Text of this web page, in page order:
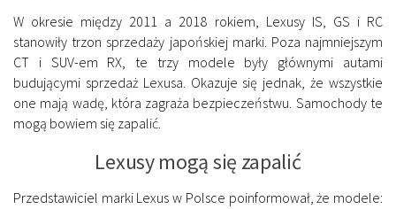
W okresie między 2011 a 2018 rokiem, Lexusy IS, GS i RC
stanowiły trzon sprzedaży japońskiej marki. Poza najmniejszym
CT i SUV-em RX, te trzy modele były głównymi autami
budującymi sprzedaż Lexusa. Okazuje się jednak, że wszystkie
one mają wadę, która zagraża bezpieczeństwu. Samochody te
mogą bowiem się zapalić.
Lexusy mogą się zapalić
Przedstawiciel marki Lexus w Polsce poinformował, że modele: